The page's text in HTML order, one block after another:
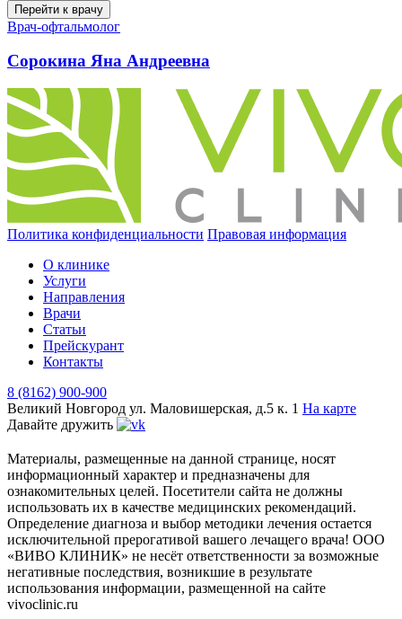
Перейти к врачу
Врач-офтальмолог
Сорокина Яна Андреевна
Политика конфиденциальности Правовая информация
О клинике
Услуги
Направления
Врачи
Статьи
Прейскурант
Контакты
8 (8162) 900-900
Великий Новгород ул. Маловишерская, д.5 к. 1 На карте
Давайте дружить
Материалы, размещенные на данной странице, носят
информационный характер и предназначены для
ознакомительных целей. Посетители сайта не должны
использовать их в качестве медицинских рекомендаций.
Определение диагноза и выбор методики лечения остается
исключительной прерогативой вашего лечащего врача! ООО
«ВИВО КЛИНИК» не несёт ответственности за возможные
негативные последствия, возникшие в результате
использования информации, размещенной на сайте
vivoclinic.ru